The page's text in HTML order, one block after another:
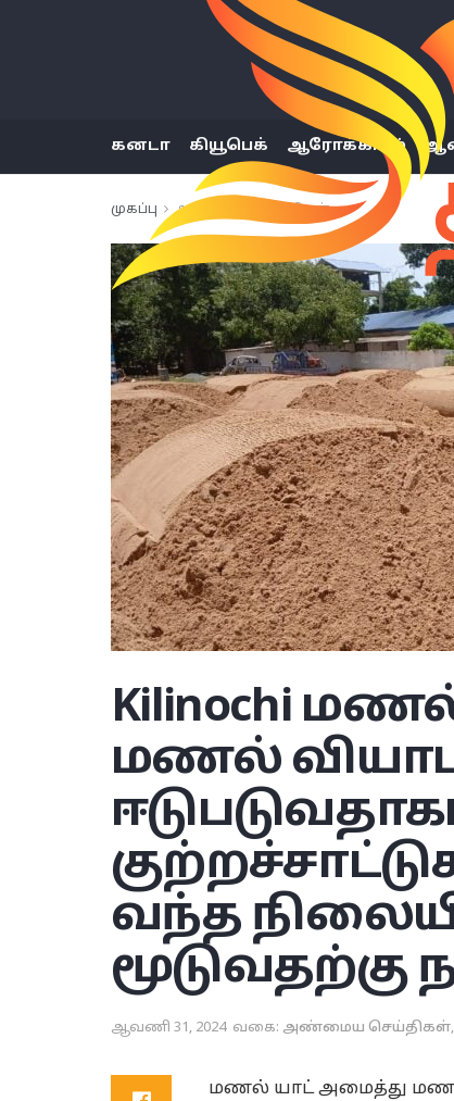
கனடா கியூபெக் ஆரோக்கியம்
முகப்பு அண்மைய செய்திகள்
Kilinochi மணல்
மணல்
வந்த
மூடுவதற்கு
ஆவணி 31, 2024 வகை: அண்மைய செய்திகள்,
மணல் யாட் அமைத்து மணல்